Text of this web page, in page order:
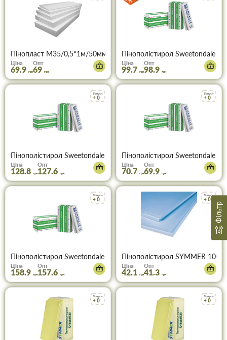
Пінопласт М35/0,5*1м/50мм (13кг/м3)
Ціна
69.9 грн
Опт
69 грн
Пінополістирол Sweetondale
Ціна
99.7 грн
Опт
98.9 грн
Бонуси
+ 0
Пінополістирол Sweetondale 1180*580*40 (10 шт)
Ціна
128.8 грн
Опт
127.6 грн
Бонуси
+ 0
Пінополістирол Sweetondale
Ціна
70.7 грн
Опт
69.9 грн
Бонуси
+ 0
Пінополістирол Sweetondale 1180х580х50 (8 шт)
Ціна
158.9 грн
Опт
157.6 грн
Бонуси
+ 0
Пінополістирол SYMMER
Ціна
42.1 грн
Опт
41.3 грн
Бонуси
+ 0
Бонуси
+ 0
Фільтр